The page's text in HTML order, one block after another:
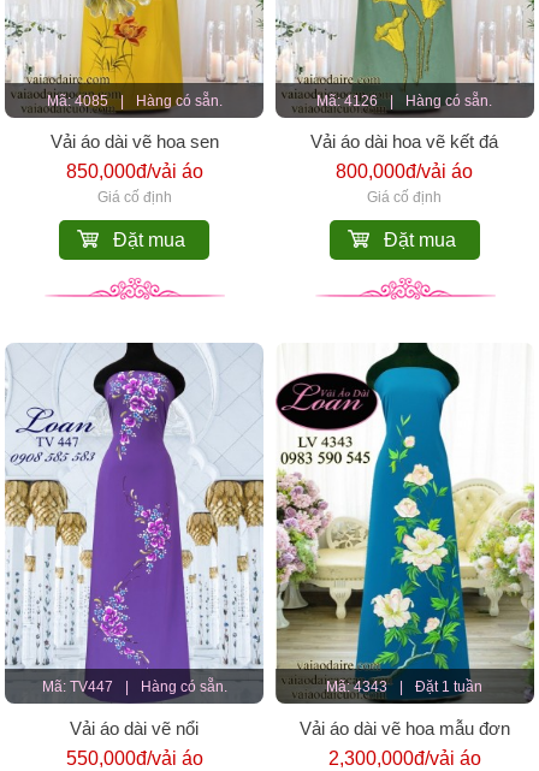
Mã: 4085 | Hàng có sẵn.
Vải áo dài vẽ hoa sen
850,000đ/vải áo
Giá cố định
Đặt mua
Mã: 4126 | Hàng có sẵn.
Vải áo dài hoa vẽ kết đá
800,000đ/vải áo
Giá cố định
Đặt mua
Mã: TV447 Hàng có sẵn.
Vải áo dài vẽ nổi
550,000đ/vải áo
Mã: 4343 Đặt 1 tuần
Vải áo dài vẽ hoa mẫu đơn
2,300,000đ/vải áo